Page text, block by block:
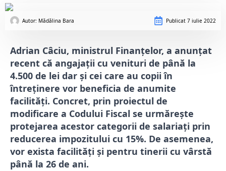
Autor: Mădălina Bara Publicat 7 iulie 2022
Adrian Câciu, ministrul Finanţelor, a anunțat
recent că angajații cu venituri de până la
4.500 de lei dar și cei care au copii în
întreținere vor beneficia de anumite
facilități. Concret, prin proiectul de
modificare a Codului Fiscal se urmăreşte
protejarea acestor categorii de salariați prin
reducerea impozitului cu 15%. De asemenea,
vor exista facilități și pentru tinerii cu vârstă
până la 26 de ani.